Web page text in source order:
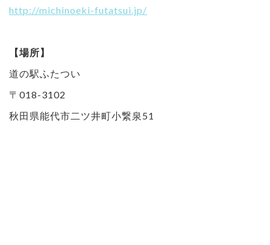
http://michinoeki-futatsui.jp/
【場所】
道の駅ふたつい
〒018-3102
秋田県能代市二ツ井町小繋泉51